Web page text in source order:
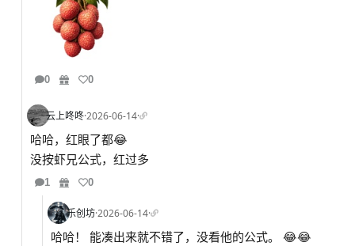
0 0
云上咚咚·2026-06-14·
哈哈，红眼了都😂
没按虾兄公式，红过多
1 0
乐创坊·2026-06-14·
哈哈！ 能凑出来就不错了，没看他的公式。 😂😂